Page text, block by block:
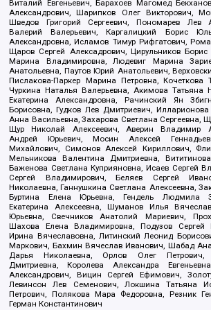
Виталий Евгеньевич, Барахоев Магомед
Александрович, Шарипков Олег Викторович,
Шведов Григорий Сергеевич, Пономарев Лев
Валерий Валерьевич, Каргалицкий Борис
Александровна, Исламов Тимур Рифгатович,
Щаров Сергей Алексадрович, Цирульников Борис
Марина Владимировна, Людевиг Марина
Анатольевна, Паутов Юрий Анатольевич,
Пислакова-Паркер Марина Петровна, Кочеткова
Чуркина Наталья Валерьевна, Акимова Татьяна
Екатерина Александровна, Рачинский Ян
Борисовна, Гудков Лев Дмитриевич,
Анна Васильевна, Захарова Светлана Сергеевна,
Щур Николай Алексеевич, Аверин Владимир
Андрей Юрьевич, Мосин Алексей
Михайлович, Симонов Алексей Кириллович,
Мельникова Валентина Дмитриевна,
Баженова Светлана Куприяновна, Исаев Сергей
Сергей Владимирович, Беляев Сергей
Николаевна, Ганнушкина Светлана Алексеевна,
Буртина Елена Юрьевна, Гендель Людмила
Екатерина Алексеевна, Шуманов Илья
Юрьевна, Свечников Анатолий Мариевич,
Шахова Елена Владимировна, Подузов Сергей
Ирина Вячеславовна, Литинский Леонид
Маркович, Бахмин Вячеслав Иванович, Шабад
Дарья Николаевна, Орлов Олег Петрович,
Дмитриевна, Королева Александра
Александрович, Вицин Сергей Ефимович,
Левинсон Лев Семенович, Локшина Татьяна
Петрович, Полякова Мара Федоровна, Резник
Герман Константинович